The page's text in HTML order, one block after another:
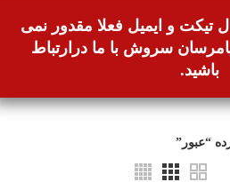
تیکت و ایمیل فعلا مقدور نمی
سروش با ما درارتباط
باشید.
“عبور”